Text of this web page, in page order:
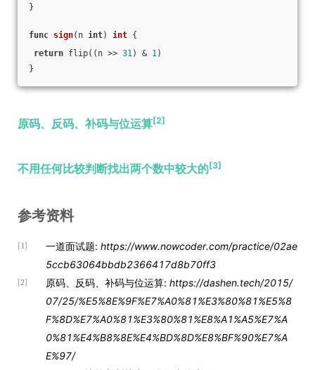
}
func sign(n int) int {
return flip((n >> 31) & 1)
}
原码、反码、补码与位运算[2]
不用任何比较判断找出两个数中较大的[3]
参考资料
[1] 一道面试题: https://www.nowcoder.com/practice/02ae
5ccb63064bbdb2366417d8b70ff3
[2] 原码、反码、补码与位运算: https://dashen.tech/2015/
07/25/%E5%8E%9F%E7%A0%81%E3%80%81%E5%8
F%8D%E7%A0%81%E3%80%81%E8%A1%A5%E7%A
0%81%E4%B8%8E%E4%BD%8D%E8%BF%90%E7%A
E%97/